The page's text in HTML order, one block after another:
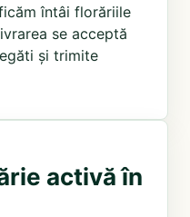
întâi florăriile
se acceptă
și trimite
activă în